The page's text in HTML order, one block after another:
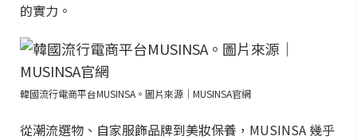
的實力。
韓國流行電商平台MUSINSA。圖片來源｜MUSINSA官網
從潮流選物、自家服飾品牌到美妝保養，MUSINSA 幾乎